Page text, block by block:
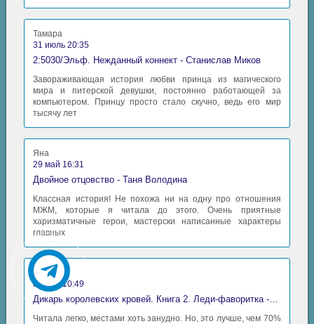
Тамара
31 июль 20:35
2:5030/Эльф. Нежданный коннект - Станислав Миков
Завораживающая история любви принца из магического
мира и питерской девушки, постоянно работающей за
компьютером. Принцу просто стало скучно, ведь его мир
тысячу лет
Яна
29 май 16:31
Двойное отцовство - Таня Володина
Классная история! Не похожа ни на одну про отношения
МЖМ, которые я читала до этого. Очень приятные
харизматичные герои, мастерски написанные характеры
главных
Аида
06 май 10:49
Дикарь королевских кровей. Книга 2. Леди-фаворитка - Анна Сергеевна Гаврилова
Читала легко, местами хоть занудно. Но, это лучше, чем 70%